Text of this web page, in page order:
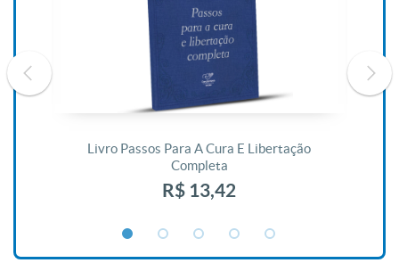
Livro Passos Para A Cura E Libertação
Completa
R$ 13,42